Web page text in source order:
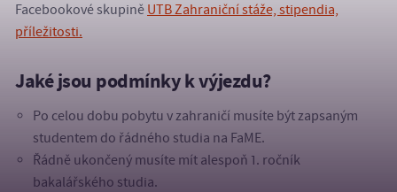
Facebookové skupině UTB Zahraniční stáže, stipendia,
příležitosti.
Jaké jsou podmínky k výjezdu?
Po celou dobu pobytu v zahraničí musíte být zapsaným
studentem do řádného studia na FaME.
Řádně ukončený musíte mít alespoň 1. ročník
bakalářského studia.